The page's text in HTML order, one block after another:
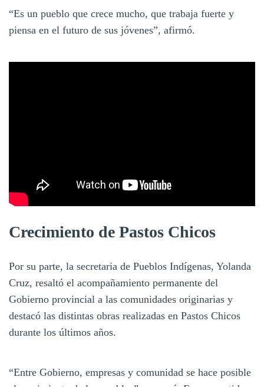
“Es un pueblo que crece mucho, que trabaja fuerte y
piensa en el futuro de sus jóvenes”, afirmó.
Crecimiento de Pastos Chicos
Por su parte, la secretaria de Pueblos Indígenas, Yolanda
Cruz, resaltó el acompañamiento permanente del
Gobierno provincial a las comunidades originarias y
destacó las distintas obras realizadas en Pastos Chicos
durante los últimos años.
“Entre Gobierno, empresas y comunidad se hace posible